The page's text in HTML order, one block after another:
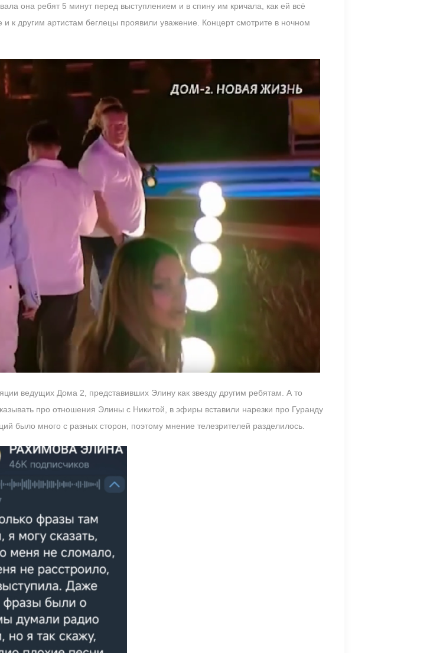
она ребят 5 минут перед выступлением и в спину им кричала, как ей всё
к другим артистам беглецы проявили уважение. Концерт смотрите в ночном
ведущих Дома 2, представивших Элину как звезду другим ребятам. А то
про отношения Элины с Никитой, в эфиры вставили нарезки про Гуранду
было много с разных сторон, поэтому мнение телезрителей разделилось.